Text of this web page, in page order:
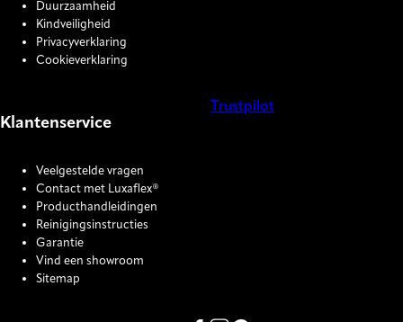
Duurzaamheid
Kindveiligheid
Privacyverklaring
Cookieverklaring
Klantenservice
Veelgestelde vragen
Contact met Luxaflex®
Producthandleidingen
Reinigingsinstructies
Garantie
Vind een showroom
Sitemap
Trustpilot